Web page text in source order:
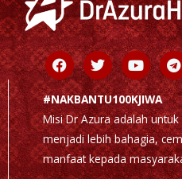
Facebook
Twitter
#NAKBANTU100KJIWA
Misi Dr Azura adalah
menjadi lebih bahagia,
manfaat kepada